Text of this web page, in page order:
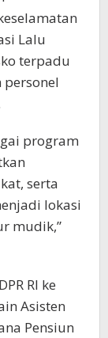
Lalu
terpadu
personel
program
serta
lokasi
mudik,”
RI ke
Asisten
Pensiun